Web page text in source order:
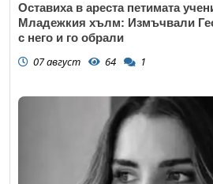
Оставиха в ареста петимата
Младежкия хълм: Измъчвали
с него и го обрали
07 август 64 1